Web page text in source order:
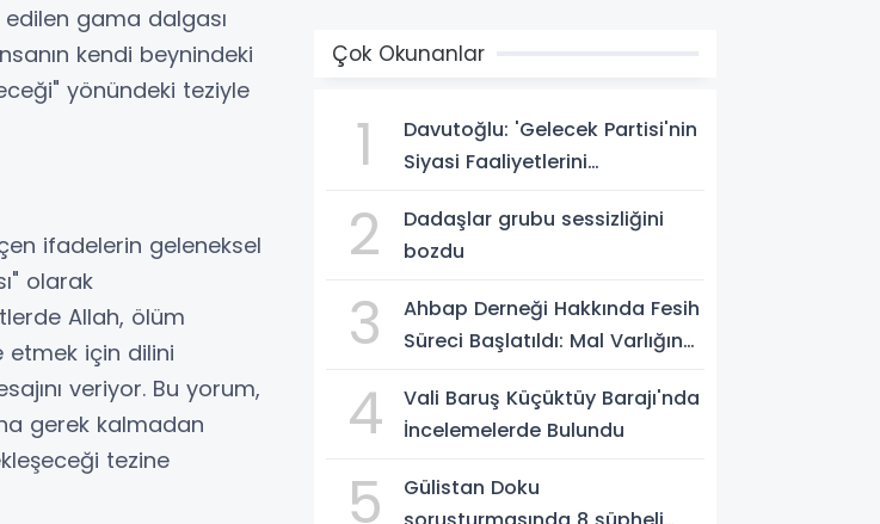
edilen gama dalgası
kendi beynindeki
yönündeki teziyle
ifadelerin geleneksel
olarak
Allah, ölüm
etmek için dilini
veriyor. Bu yorum,
gerek kalmadan
tezine
Çok Okunanlar
1
Davutoğlu: 'Gelecek Partisi'nin
Siyasi Faaliyetlerini
2
Dadaşlar grubu sessizliğini
bozdu
3
Ahbap Derneği Hakkında Fesih
Süreci Başlatıldı: Mal Varlığına
4
Vali Baruş Küçüktüy Barajı'nda
İncelemelerde Bulundu
5
Gülistan Doku